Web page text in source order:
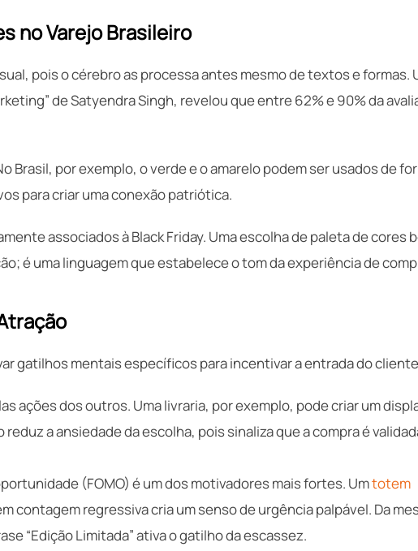
no Varejo Brasileiro
pois o cérebro as processa antes mesmo de textos e formas.
de Satyendra Singh, revelou que entre 62% e 90% da
Brasil, por exemplo, o verde e o amarelo podem ser usados de
para criar uma conexão patriótica.
associados à Black Friday. Uma escolha de paleta de cores
é uma linguagem que estabelece o tom da experiência de
gatilhos mentais específicos para incentivar a entrada do
ações dos outros. Uma livraria, por exemplo, pode criar um
reduz a ansiedade da escolha, pois sinaliza que a compra é
(FOMO) é um dos motivadores mais fortes. Umtotem
contagem regressiva cria um senso de urgência palpável. Da
“Edição Limitada” ativa o gatilho da escassez.